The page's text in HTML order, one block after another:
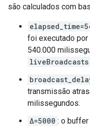
são calculados com
foi executado
540.000
transmissão
milissegundos.
Δ=5000 : o